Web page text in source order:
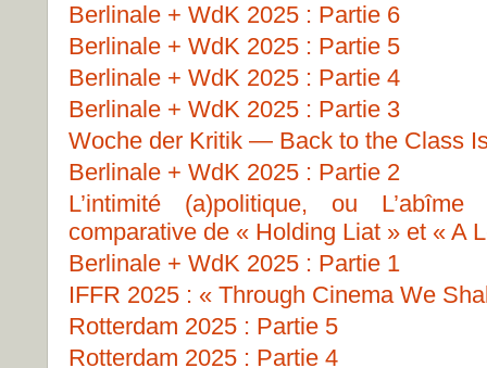
Berlinale + WdK 2025 : Partie 6
Berlinale + WdK 2025 : Partie 5
Berlinale + WdK 2025 : Partie 4
Berlinale + WdK 2025 : Partie 3
Woche der Kritik — Back to the Class
Berlinale + WdK 2025 : Partie 2
L’intimité (a)politique, ou
comparative de « Holding Liat » et « A
Berlinale + WdK 2025 : Partie 1
IFFR 2025 : « Through Cinema We
Rotterdam 2025 : Partie 5
Rotterdam 2025 : Partie 4